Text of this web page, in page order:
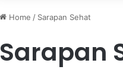
Home / Sarapan Sehat
Sarapan